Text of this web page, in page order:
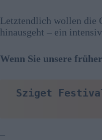
Letztendlich wollen die
hinausgeht – ein
Wenn Sie unsere
Sziget
–